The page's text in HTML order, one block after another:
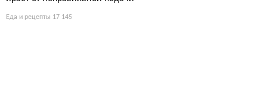
Еда и рецепты 17 145